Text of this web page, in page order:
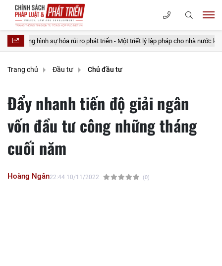
hóa rủi ro phát triển - Một triết lý lập pháp cho nhà nước kiến tạo
Trang chủ Đầu tư Chủ đầu tư
Đẩy nhanh tiến độ giải ngân
vốn đầu tư công những tháng
cuối năm
Hoàng Ngân22:44 10/11/2022 (0)